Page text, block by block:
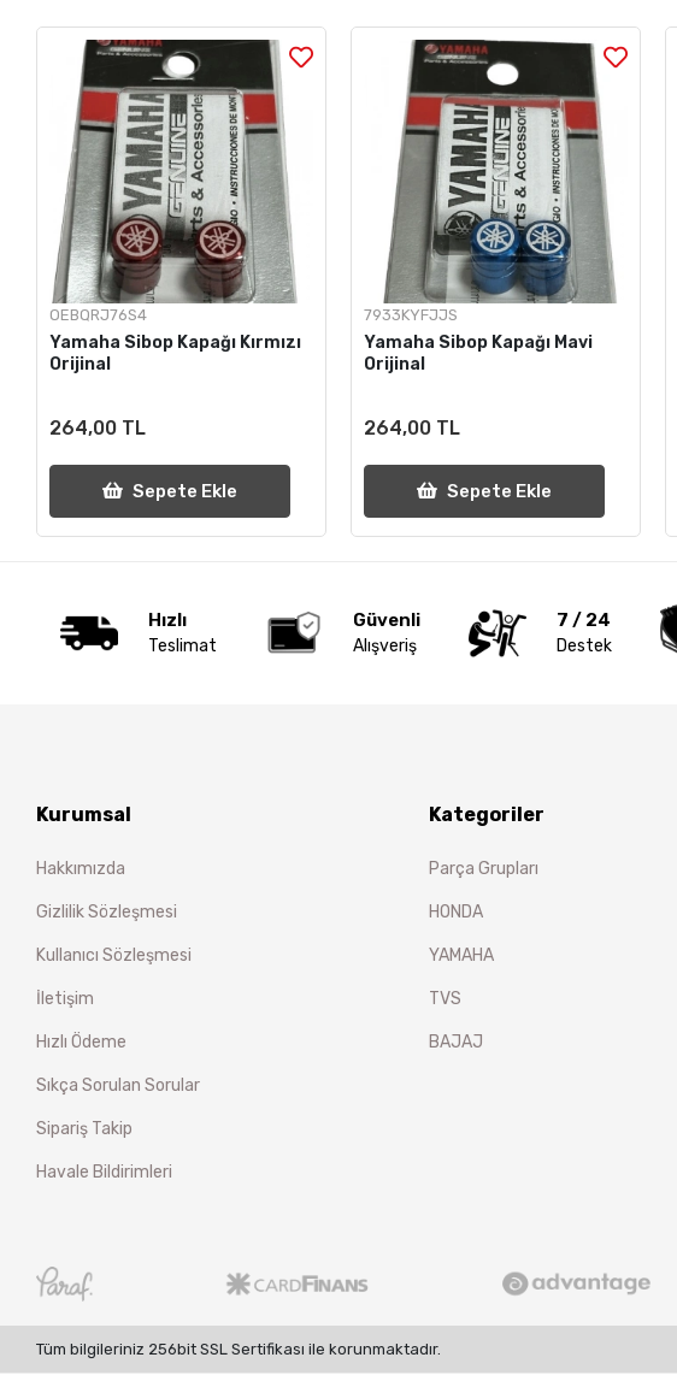
OEBQRJ76S4
Yamaha Sibop Kapağı Kırmızı
Orijinal
264,00 TL
Sepete Ekle
7933KYFJJS
Yamaha Sibop Kapağı Mavi
Orijinal
264,00 TL
Sepete Ekle
Hızlı
Teslimat
Güvenli
Alışveriş
7 / 24
Destek
Kurumsal
Hakkımızda
Gizlilik Sözleşmesi
Kullanıcı Sözleşmesi
İletişim
Hızlı Ödeme
Sıkça Sorulan Sorular
Sipariş Takip
Havale Bildirimleri
Kategoriler
Parça Grupları
HONDA
YAMAHA
TVS
BAJAJ
Tüm bilgileriniz 256bit SSL Sertifikası ile korunmaktadır.